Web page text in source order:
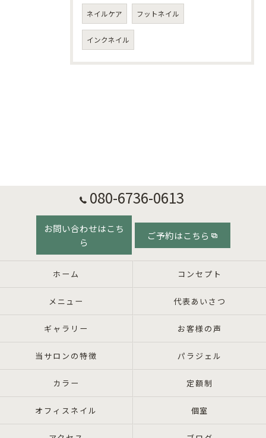
ネイルケア フットネイル
インクネイル
080-6736-0613
お問い合わせはこち
ら
ご予約はこちら
ホーム コンセプト
メニュー 代表あいさつ
ギャラリー お客様の声
当サロンの特徴 パラジェル
カラー 定額制
オフィスネイル 個室